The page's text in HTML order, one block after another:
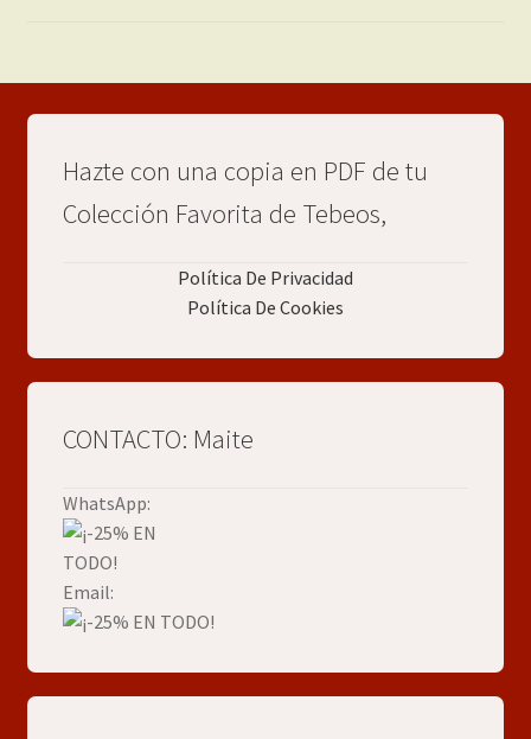
Hazte con una copia en PDF de tu
Colección Favorita de Tebeos,
Política De Privacidad
Política De Cookies
CONTACTO: Maite
WhatsApp:
Email: